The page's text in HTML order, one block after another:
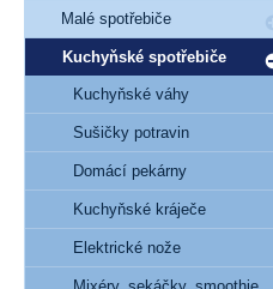
Malé spotřebiče
Kuchyňské spotřebiče
Kuchyňské váhy
Sušičky potravin
Domácí pekárny
Kuchyňské kráječe
Elektrické nože